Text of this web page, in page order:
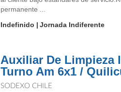
permanente ...
Indefinido
Jornada Indiferente
Auxiliar De Limpieza
Turno Am 6x1 /
SODEXO CHILE